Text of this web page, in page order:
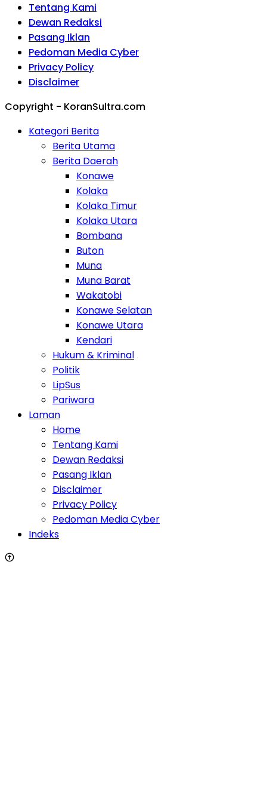
Tentang Kami
Dewan Redaksi
Pasang Iklan
Pedoman Media Cyber
Privacy Policy
Disclaimer
Copyright - KoranSultra.com
Kategori Berita
Berita Utama
Berita Daerah
Konawe
Kolaka
Kolaka Timur
Kolaka Utara
Bombana
Buton
Muna
Muna Barat
Wakatobi
Konawe Selatan
Konawe Utara
Kendari
Hukum & Kriminal
Politik
LipSus
Pariwara
Laman
Home
Tentang Kami
Dewan Redaksi
Pasang Iklan
Disclaimer
Privacy Policy
Pedoman Media Cyber
Indeks